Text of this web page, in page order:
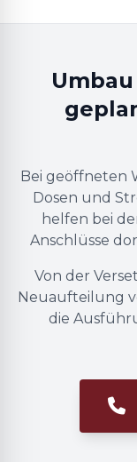
Bei geöffneten
Dosen und
helfen bei
Anschlüsse
Von der
Neuaufteilung
die